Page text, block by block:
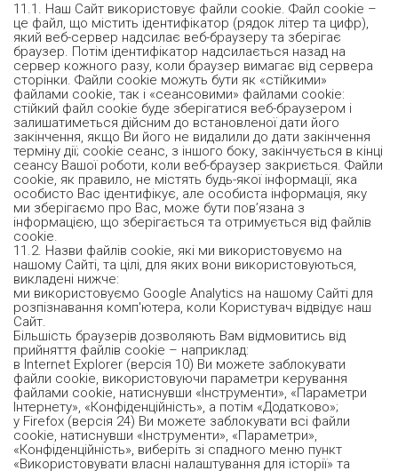
11.1. Наш Сайт використовує файли cookie. Файл cookie –
це файл, що містить ідентифікатор (рядок літер та цифр),
який веб-сервер надсилає веб-браузеру та зберігає
браузер. Потім ідентифікатор надсилається назад на
сервер кожного разу, коли браузер вимагає від сервера
сторінки. Файли cookie можуть бути як «стійкими»
файлами cookie, так і «сеансовими» файлами cookie:
стійкий файл cookie буде зберігатися веб-браузером і
залишатиметься дійсним до встановленої дати його
закінчення, якщо Ви його не видалили до дати закінчення
терміну дії; cookie сеанс, з іншого боку, закінчується в кінці
сеансу Вашої роботи, коли веб-браузер закриється. Файли
cookie, як правило, не містять будь-якої інформації, яка
особисто Вас ідентифікує, але особиста інформація, яку
ми зберігаємо про Вас, може бути пов’язана з
інформацією, що зберігається та отримується від файлів
cookie.
11.2. Назви файлів cookie, які ми використовуємо на
нашому Сайті, та цілі, для яких вони використовуються,
викладені нижче:
ми використовуємо Google Analytics на нашому Сайті для
розпізнавання комп'ютера, коли Користувач відвідує наш
Сайт.
Більшість браузерів дозволяють Вам відмовитись від
прийняття файлів cookie – наприклад:
в Internet Explorer (версія 10) Ви можете заблокувати
файли cookie, використовуючи параметри керування
файлами cookie, натиснувши «Інструменти», «Параметри
Інтернету», «Конфіденційність», а потім «Додатково»;
у Firefox (версія 24) Ви можете заблокувати всі файли
cookie, натиснувши «Інструменти», «Параметри»,
«Конфіденційність», виберіть зі спадного меню пункт
«Використовувати власні налаштування для історії» та